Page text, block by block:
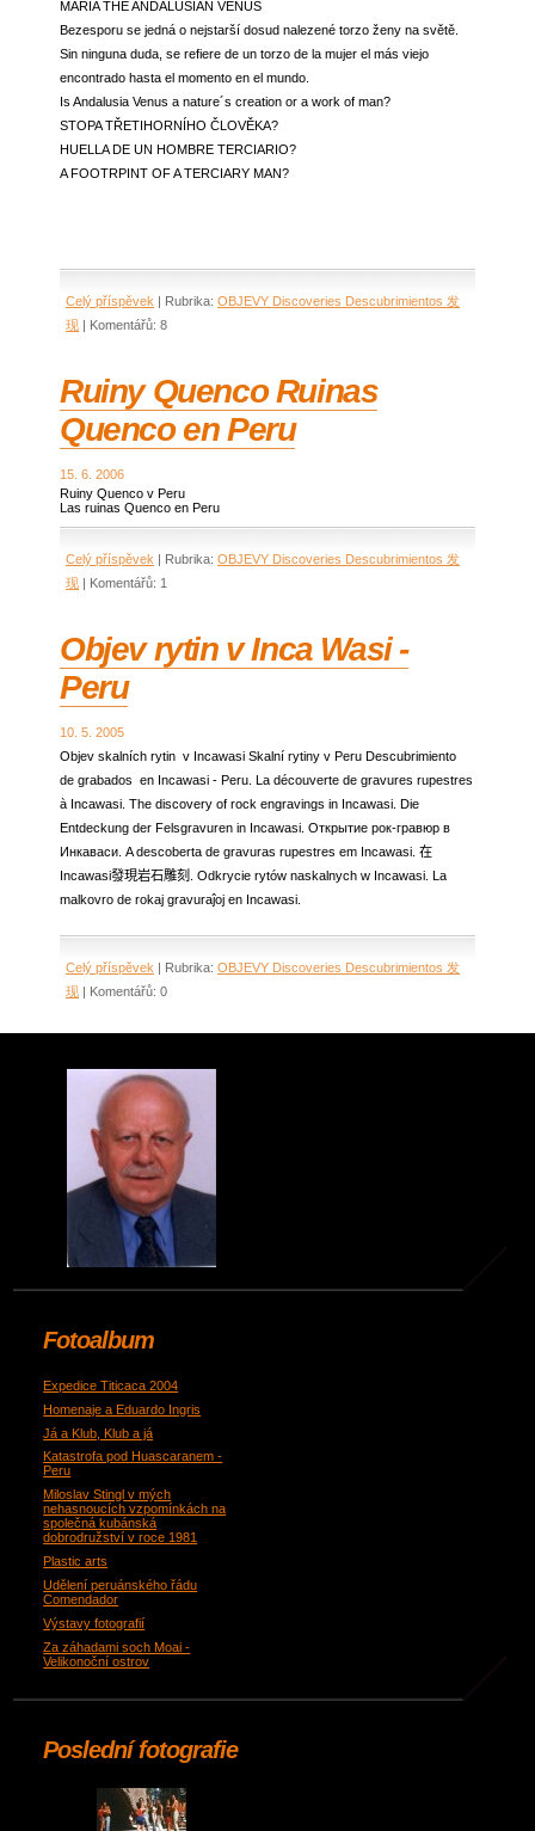
MARÍA THE ANDALUSIAN VENUS
Bezesporu se jedná o nejstarší dosud nalezené torzo ženy na světě.
Sin ninguna duda, se refiere de un torzo de la mujer el más viejo
encontrado hasta el momento en el mundo.
Is Andalusia Venus a nature´s creation or a work of man?
STOPA TŘETIHORNÍHO ČLOVĚKA?
HUELLA DE UN HOMBRE TERCIARIO?
A FOOTRPINT OF A TERCIARY MAN?
Celý příspěvek | Rubrika: OBJEVY Discoveries Descubrimientos 发
现 | Komentářů: 8
Ruiny Quenco Ruinas
Quenco en Peru
15. 6. 2006
Ruiny Quenco v Peru
Las ruinas Quenco en Peru
Celý příspěvek | Rubrika: OBJEVY Discoveries Descubrimientos 发
现 | Komentářů: 1
Objev rytin v Inca Wasi -
Peru
10. 5. 2005
Objev skalních rytin v Incawasi Skalní rytiny v Peru Descubrimiento
de grabados en Incawasi - Peru. La découverte de gravures rupestres
à Incawasi. The discovery of rock engravings in Incawasi. Die
Entdeckung der Felsgravuren in Incawasi. Открытие рок-гравюр в
Инкаваси. A descoberta de gravuras rupestres em Incawasi. 在
Incawasi發現岩石雕刻. Odkrycie rytów naskalnych w Incawasi. La
malkovro de rokaj gravuraĵoj en Incawasi.
Celý příspěvek | Rubrika: OBJEVY Discoveries Descubrimientos 发
现 | Komentářů: 0
Fotoalbum
Expedice Titicaca 2004
Homenaje a Eduardo Ingris
Já a Klub, Klub a já
Katastrofa pod Huascaranem -
Peru
Miloslav Stingl v mých
nehasnoucích vzpomínkách na
společná kubánská
dobrodružství v roce 1981
Plastic arts
Udělení peruánského řádu
Comendador
Výstavy fotografií
Za záhadami soch Moai -
Velikonoční ostrov
Poslední fotografie